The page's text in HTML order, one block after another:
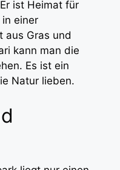
ist Heimat für
einer
aus Gras und
kann man die
Es ist ein
Natur lieben.